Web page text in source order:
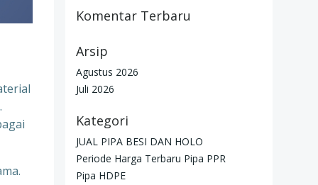
Komentar Terbaru
Arsip
Agustus 2026
Juli 2026
Kategori
JUAL PIPA BESI DAN HOLO
Periode Harga Terbaru Pipa PPR
Pipa HDPE